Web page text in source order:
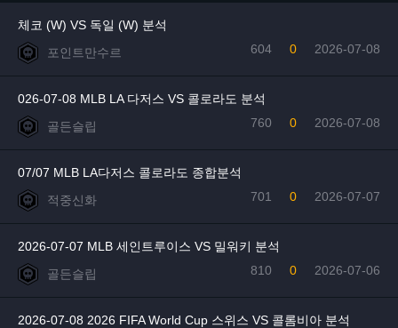
체코 (W) VS 독일 (W) 분석
포인트만수르
2026-07-08
0
604
026-07-08 MLB LA 다저스 VS 콜로라도 분석
골든슬립
2026-07-08
0
760
07/07 MLB LA다저스 콜로라도 종합분석
적중신화
2026-07-07
0
701
2026-07-07 MLB 세인트루이스 VS 밀워키 분석
골든슬립
2026-07-06
0
810
2026-07-08 2026 FIFA World Cup 스위스 VS 콜롬비아 분석